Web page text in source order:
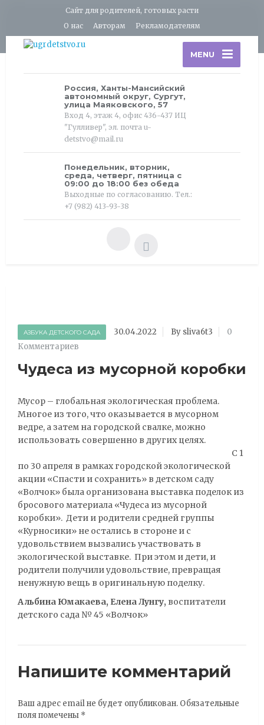
Сайт для родителей, готовых расти
О нас
Авторам Рекламодателям
MENU
Россия, Ханты-Мансийский
автономный округ, Сургут,
улица Маяковского, 57
Вход 4, этаж 4, офис 436-437 ИЦ
"Гулливер", эл. почта u-
detstvo@mail.ru
Понедельник, вторник,
среда, четверг, пятница с
09:00 до 18:00 без обеда
Выходные по согласованию. Тел.:
+7 (982) 413-93-38
АЗБУКА ДЕТСКОГО САДА 30.04.2022 By sliva6t3
0
Комментариев
Чудеса из мусорной коробки
Мусор – глобальная экологическая проблема.
Многое из того, что оказывается в мусорном
ведре, а затем на городской свалке, можно
использовать совершенно в других целях.
С 1
по 30 апреля в рамках городской экологической
акции «Спасти и сохранить» в детском саду
«Волчок» была организована выставка поделок из
бросового материала «Чудеса из мусорной
коробки». Дети и родители средней группы
«Курносики» не остались в стороне и с
удовольствием вызвались участвовать в
экологической выставке. При этом и дети, и
родители получили удовольствие, превращая
ненужную вещь в оригинальную поделку.
Альбина Юмакаева, Елена Лунгу, воспитатели
детского сада № 45 «Волчок»
Напишите комментарий
Ваш адрес email не будет опубликован. Обязательные
поля помечены *